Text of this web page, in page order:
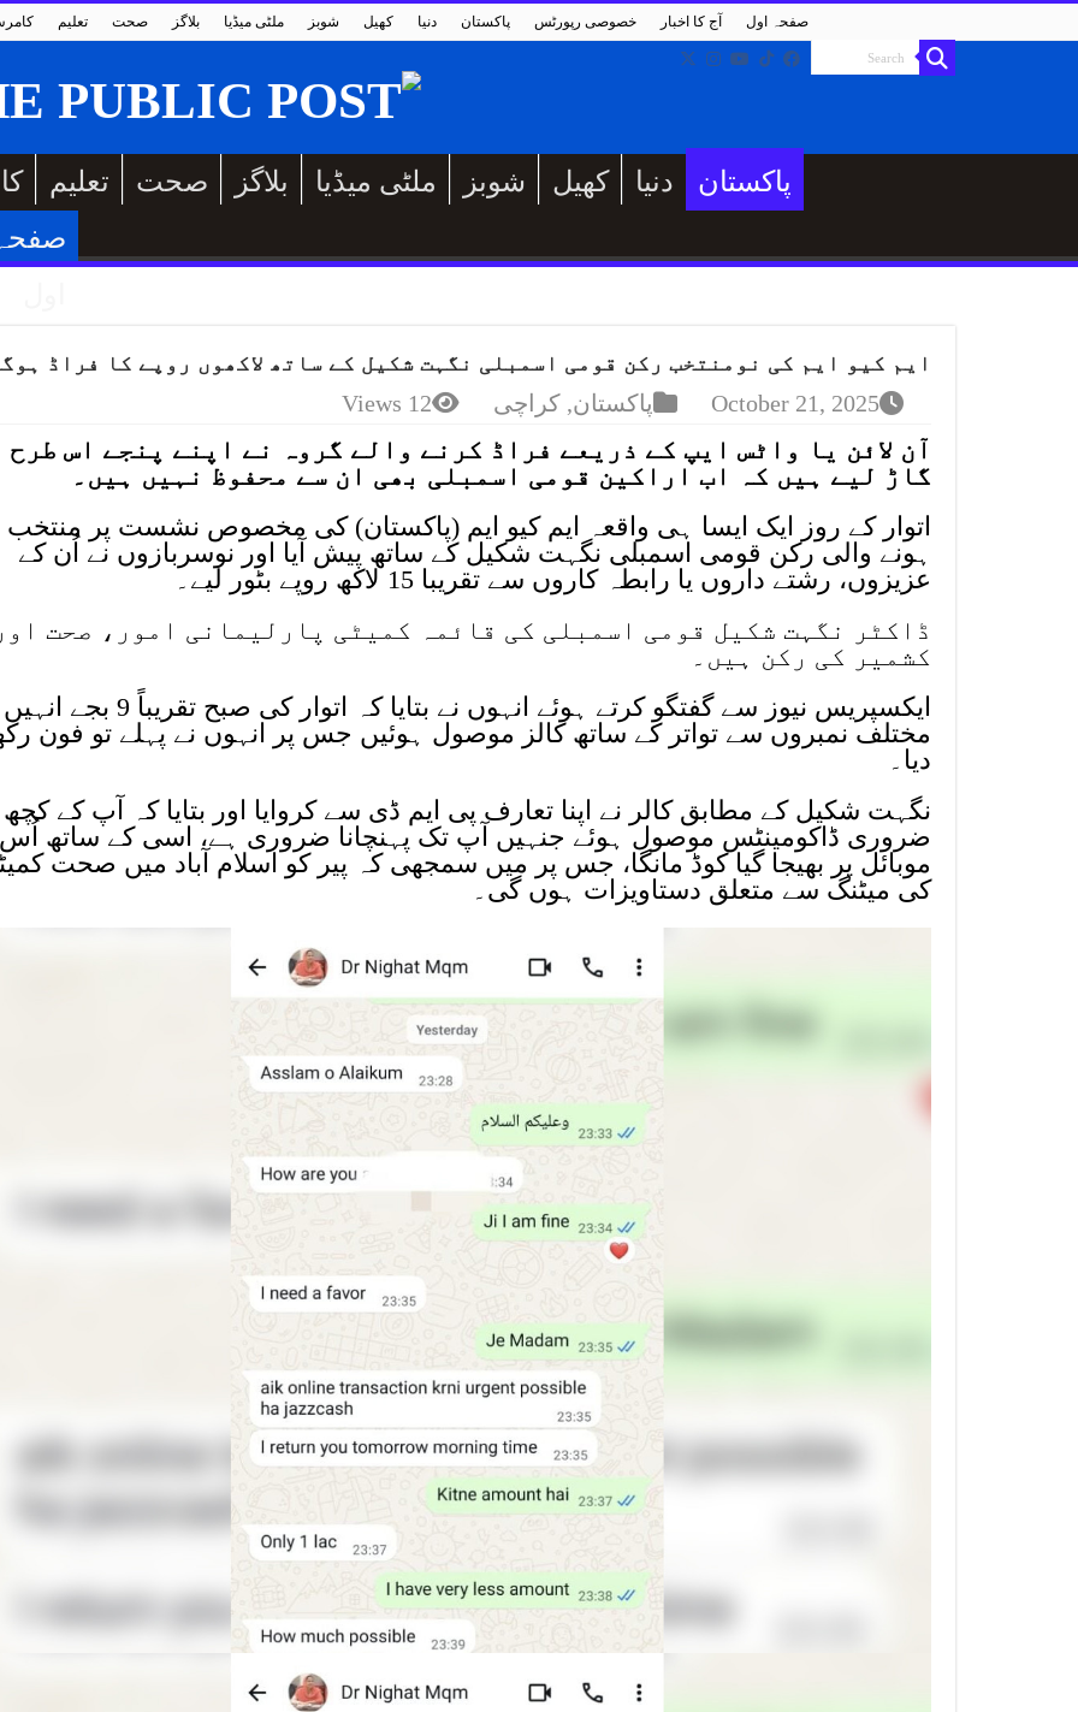
تعلیم صحت بلاگز ملٹی میڈیا شوبز کھیل دنیا پاکستان خصوصی رپورٹس آج کا اخبار صفحہ اول
تعلیم صحت بلاگز ملٹی میڈیا شوبز کھیل دنیا
پاکستان
ایم کیو ایم کی نومنتخب رکن قومی اسمبلی نگہت شکیل کے ساتھ لاکھوں روپے کا فراڈ
October 21, 2025 پاکستان, کراچی 12 Views
آن لائن یا واٹس ایپ کے ذریعے فراڈ کرنے والے گروہ نے اپنے پنجے اس طرح
گاڑ لیے ہیں کہ اب اراکین قومی اسمبلی بھی ان سے محفوظ نہیں ہیں۔
اتوار کے روز ایک ایسا ہی واقعہ ایم کیو ایم (پاکستان) کی مخصوص نشست پر منتخب
ہونے والی رکن قومی اسمبلی نگہت شکیل کے ساتھ پیش آیا اور نوسربازوں نے اُن کے
عزیزوں، رشتے داروں یا رابطہ کاروں سے تقریبا 15 لاکھ روپے بٹور لیے۔
ڈاکٹر نگہت شکیل قومی اسمبلی کی قائمہ کمیٹی پارلیمانی امور، صحت
کشمیر کی رکن ہیں۔
ایکسپریس نیوز سے گفتگو کرتے ہوئے انہوں نے بتایا کہ اتوار کی صبح تقریباً 9 بجے انہیں
مختلف نمبروں سے تواتر کے ساتھ کالز موصول ہوئیں جس پر انہوں نے پہلے تو فون
دیا۔
نگہت شکیل کے مطابق کالر نے اپنا تعارف پی ایم ڈی سے کروایا اور بتایا کہ آپ کے کچھ
ضروری ڈاکومینٹس موصول ہوئے جنہیں آپ تک پہنچانا ضروری ہے، اسی کے ساتھ
موبائل پر بھیجا گیا کوڈ مانگا، جس پر میں سمجھی کہ پیر کو اسلام آباد میں صحت
کی میٹنگ سے متعلق دستاویزات ہوں گی۔